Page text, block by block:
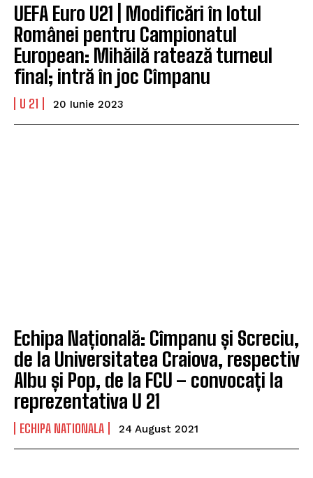
UEFA Euro U21 | Modificări în lotul
Românei pentru Campionatul
European: Mihăilă ratează turneul
final; intră în joc Cîmpanu
U 21 20 Iunie 2023
Echipa Națională: Cîmpanu și Screciu,
de la Universitatea Craiova, respectiv
Albu și Pop, de la FCU – convocați la
reprezentativa U 21
ECHIPA NATIONALA 24 August 2021